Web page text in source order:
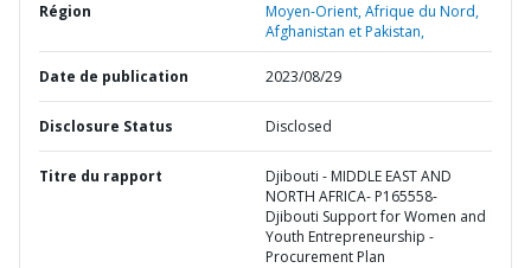
Région
Moyen-Orient, Afrique du Nord,
Afghanistan et Pakistan,
Date de publication 2023/08/29
Disclosure Status Disclosed
Titre du rapport
Djibouti - MIDDLE EAST AND
NORTH AFRICA- P165558-
Djibouti Support for Women and
Youth Entrepreneurship -
Procurement Plan